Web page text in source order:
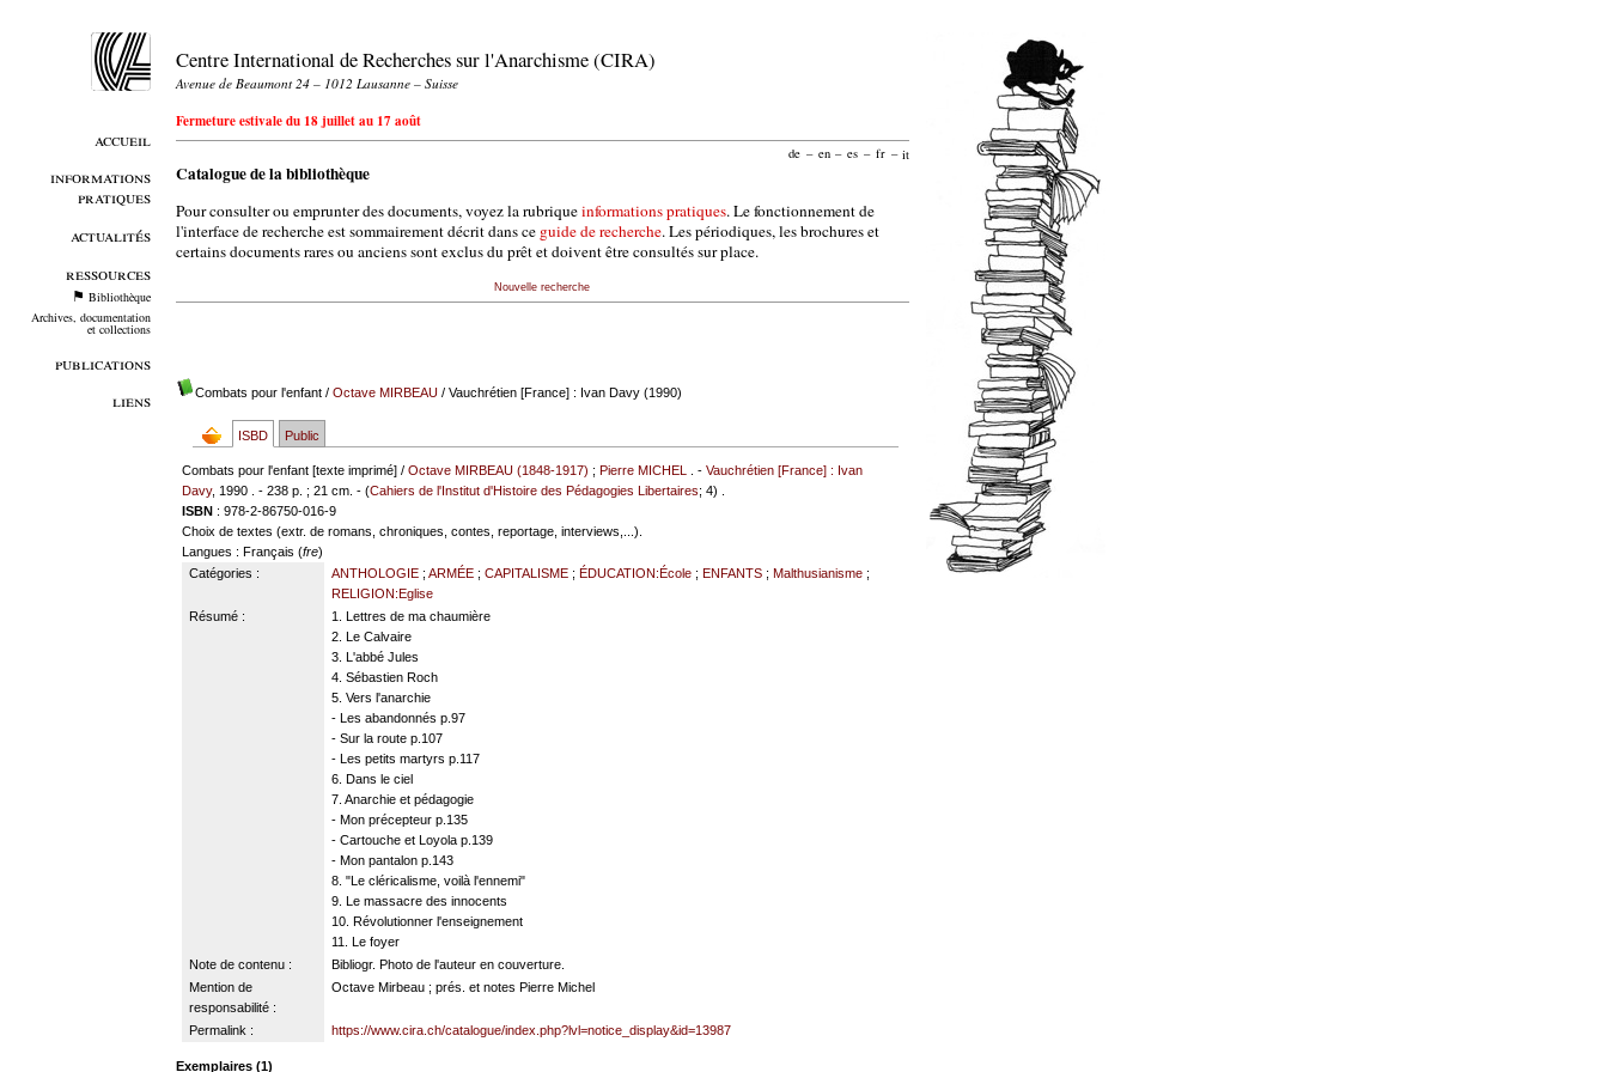
accueil
informations
pratiques
actualités
ressources
Bibliothèque
Archives, documentation
et collections
publications
liens
Centre International de Recherches sur l'Anarchisme (CIRA)
Avenue de Beaumont 24 – 1012 Lausanne – Suisse
Fermeture estivale du 18 juillet au 17 août
de – en – es – fr – it
Catalogue de la bibliothèque
Pour consulter ou emprunter des documents, voyez la rubriqueinformations pratiques. Le fonctionnement de
l'interface de recherche est sommairement décrit dans ce guide de recherche. Les périodiques, les brochures et
certains documents rares ou anciens sont exclus du prêt et doivent être consultés sur place.
Nouvelle recherche
Combats pour l'enfant/ Octave MIRBEAU/ Vauchrétien [France] : Ivan Davy (1990)
ISBD Public
Combats pour l'enfant [texte imprimé] /Octave MIRBEAU (1848-1917) ;Pierre MICHEL . -Vauchrétien [France] : Ivan
Davy, 1990 . - 238 p. ; 21 cm. - (Cahiers de l'Institut d'Histoire des Pédagogies Libertaires; 4) .
ISBN : 978-2-86750-016-9
Choix de textes (extr. de romans, chroniques, contes, reportage, interviews,...).
Langues : Français (fre)
Catégories :
ANTHOLOGIE; ARMÉE; CAPITALISME; ÉDUCATION:École; ENFANTS; Malthusianisme;
RELIGION:Eglise
Résumé :
1. Lettres de ma chaumière
2. Le Calvaire
3. L'abbé Jules
4. Sébastien Roch
5. Vers l'anarchie
- Les abandonnés p.97
- Sur la route p.107
- Les petits martyrs p.117
6. Dans le ciel
7. Anarchie et pédagogie
- Mon précepteur p.135
- Cartouche et Loyola p.139
- Mon pantalon p.143
8. "Le cléricalisme, voilà l'ennemi"
9. Le massacre des innocents
10. Révolutionner l'enseignement
11. Le foyer
Note de contenu :
Bibliogr. Photo de l'auteur en couverture.
Mention de
responsabilité :
Octave Mirbeau ; prés. et notes Pierre Michel
Permalink : https://www.cira.ch/catalogue/index.php?lvl=notice_display&id=13987
Exemplaires (1)